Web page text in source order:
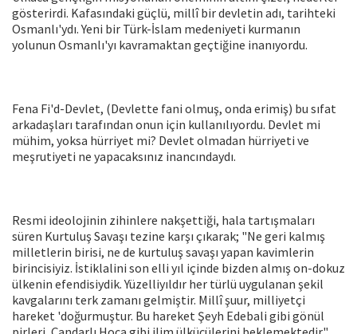
gösterirdi. Kafasındaki güçlü, millî bir devletin adı, tarihteki
Osmanlı'ydı. Yeni bir Türk-İslam medeniyeti kurmanın
yolunun Osmanlı'yı kavramaktan geçtiğine inanıyordu.
Fena Fi'd-Devlet, (Devlette fani olmuş, onda erimiş) bu sıfat
arkadaşları tarafından onun için kullanılıyordu. Devlet mi
mühim, yoksa hürriyet mi? Devlet olmadan hürriyeti ve
meşrutiyeti ne yapacaksınız inancındaydı.
Resmi ideolojinin zihinlere nakşettiği, hala tartışmaları
süren Kurtuluş Savaşı tezine karşı çıkarak; "Ne geri kalmış
milletlerin birisi, ne de kurtuluş savaşı yapan kavimlerin
birincisiyiz. İstiklalini son elli yıl içinde bizden almış on-dokuz
ülkenin efendisiydik. Yüzelliyıldır her türlü uygulanan şekil
kavgalarını terk zamanı gelmiştir. Millî şuur, milliyetçi
hareket 'doğurmuştur. Bu hareket Şeyh Edebali gibi gönül